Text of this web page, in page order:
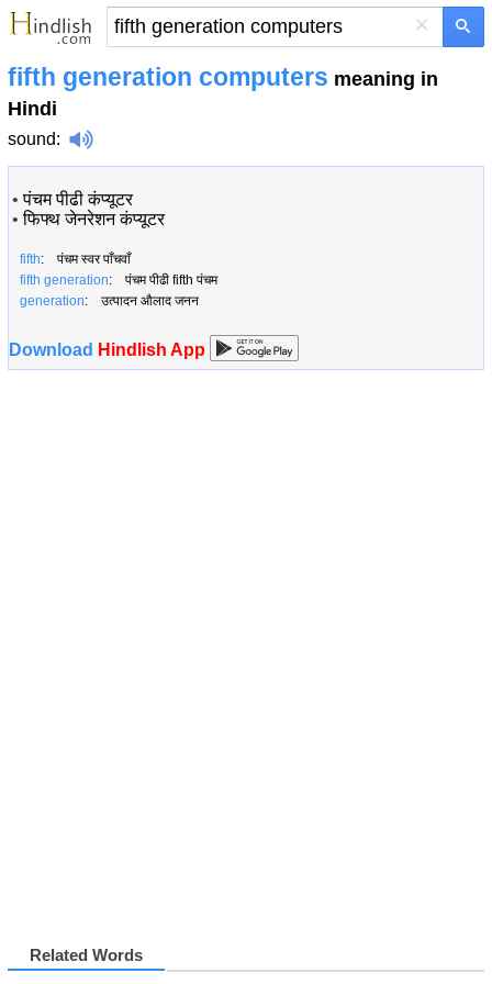
×
fifth generation computers meaning in
Hindi
sound:
•पंचम पीढी कंप्यूटर
•फिफ्थ जेनरेशन कंप्यूटर
fifth: पंचम स्वर पाँचवाँ
fifth generation: पंचम पीढी fifth पंचम
generation: उत्पादन औलाद जनन
Download Hindlish App
Related Words